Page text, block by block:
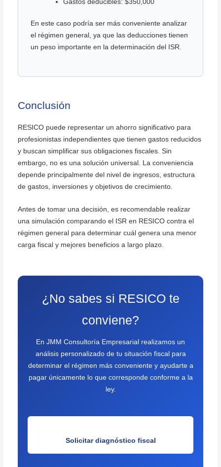
Gastos deducibles: $350,000
En este caso podría ser más conveniente analizar
el régimen general, ya que las deducciones tienen
un peso importante en la determinación del ISR.
Conclusión
RESICO puede representar un ahorro significativo para
profesionistas independientes que tienen gastos reducidos
y buscan simplificar sus obligaciones fiscales. Sin
embargo, no es una solución universal. La conveniencia
depende principalmente del nivel de ingresos, estructura
de gastos, inversiones y objetivos de crecimiento.
Antes de tomar una decisión, es recomendable realizar
una simulación comparando el ISR en RESICO contra el
régimen general para determinar cuál genera una menor
carga fiscal y mejores beneficios a largo plazo.
¿No sabes si RESICO te
conviene?
En JMM Consultoría Empresarial realizamos un
análisis personalizado de tu situación fiscal para
determinar el régimen más conveniente y ayudarte a
pagar únicamente lo que corresponde conforme a la
ley.
Solicitar diagnóstico fiscal